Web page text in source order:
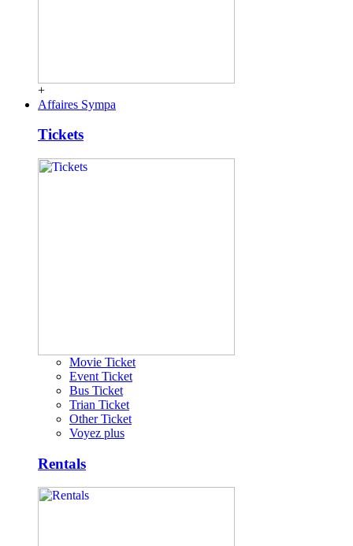
+
Affaires Sympa
Tickets
Movie Ticket
Event Ticket
Bus Ticket
Trian Ticket
Other Ticket
Voyez plus
Rentals